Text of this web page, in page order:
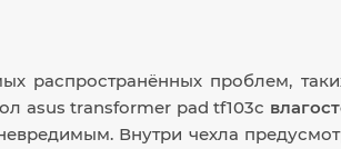
распространённых проблем,
asus transformer pad tf103c
Внутри чехла